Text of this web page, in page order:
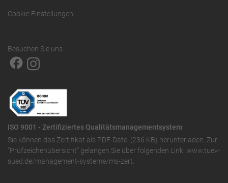
Cookie-Einstellungen
Besuchen Sie uns:
ISO 9001 - Zertifiziertes Qualitätsmanagementsystem
Sie können das Zertifikat als PDF-Datei (236 KB) herunterladen. Zur
"Prüfzeichenübersicht" gelangen Sie über folgenden Link: www.tuev-
sued.de/management-systeme/ms-zert